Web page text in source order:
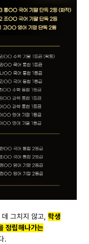
그치지 않고, 학생
정립해나가는
.